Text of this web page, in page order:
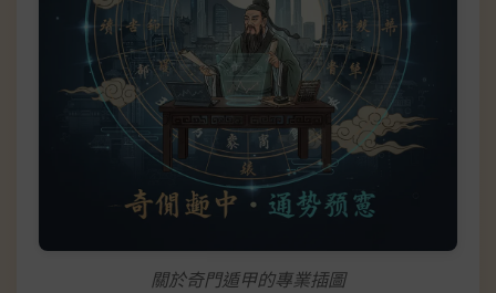
關於奇門遁甲的專業插圖